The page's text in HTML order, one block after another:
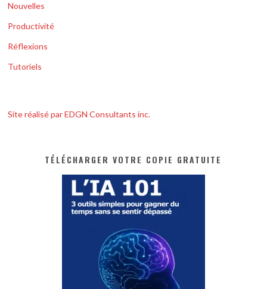
Nouvelles
Productivité
Réflexions
Tutoriels
Site réalisé par EDGN Consultants inc.
TÉLÉCHARGER VOTRE COPIE GRATUITE